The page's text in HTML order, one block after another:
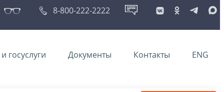
8-800-222-2222
госуслуги Документы Контакты ENG